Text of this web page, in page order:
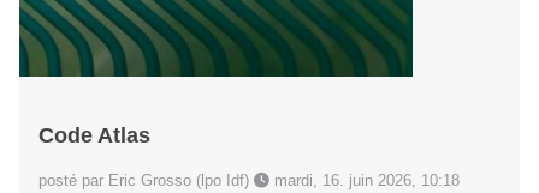
Code Atlas
posté par Eric Grosso (lpo Idf) mardi, 16. juin 2026, 10:18